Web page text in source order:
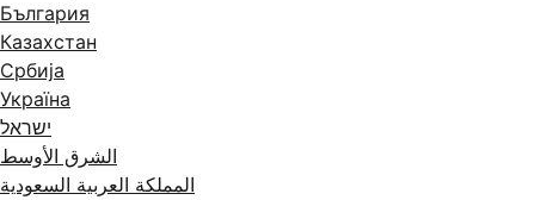
България
Казахстан
Србија
Україна
ישראל
الشرق الأوسط
المملكة العربية السعودية